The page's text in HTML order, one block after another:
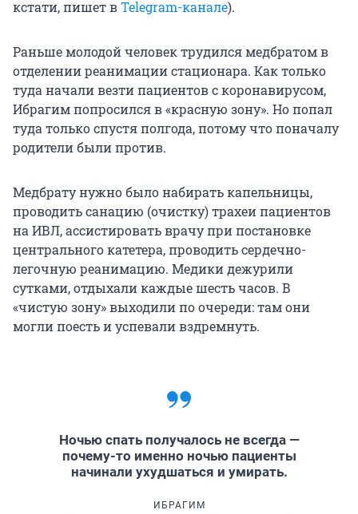
кстати, пишет вTelegram-канале).
Раньше молодой человек трудился медбратом в
отделении реанимации стационара. Как только
туда начали везти пациентов с коронавирусом,
Ибрагим попросился в «красную зону». Но попал
туда только спустя полгода, потому что поначалу
родители были против.
Медбрату нужно было набирать капельницы,
проводить санацию (очистку) трахеи пациентов
на ИВЛ, ассистировать врачу при постановке
центрального катетера, проводить сердечно-
легочную реанимацию. Медики дежурили
сутками, отдыхали каждые шесть часов. В
«чистую зону» выходили по очереди: там они
могли поесть и успевали вздремнуть.
Ночью спать получалось не всегда —
почему-то именно ночью пациенты
начинали ухудшаться и умирать.
ИБРАГИМ